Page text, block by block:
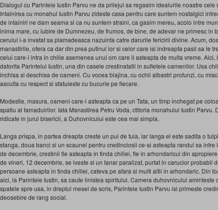
Dialogul cu Parintele Iustin Parvu ne da prilejul sa regasim idealurile noastre cele
Intalnirea cu monahul Iustin Parvu zideste casa pentru care suntem nostalgici
de intalniri ne dam seama si ca nu suntem straini, ca gasim mereu, acolo intre
inima mare, cu iubire de Dumnezeu, de frumos, de bine, de adevar ne primesc in
cerului i-a invatat sa plamadeasca nazuinta catre darurile fericirii divine. Acum,
manastirile, ofera ca dar din prea putinul lor si celor care isi indreapta pasii sa le
celui care-i intra in chilie asemenea unui om care il asteapta de multa vreme. Aici,
datorita Parintelui Iustin, una din casele crestinatatii in sufletele oamenilor. Usa
inchisa si deschisa de oameni. Cu vocea blajina, cu ochii albastri profunzi, cu
asculta cu respect si sfatuieste cu bucurie pe fiecare.
Modestie, masura, oameni care-l asteapta ca pe un Tata, un timp inchegat pe
spatiu al tamaduirilor. Iata Manastirea Petru Voda, ctitoria monahului Iustin Parvu.
ridicate in jurul bisericii, a Duhovnicului este cea mai simpla.
Langa prispa, in partea dreapta creste un pui de tuia, iar langa el este sadita o
stanga, doua banci si un scaunel pentru credinciosii ce-si asteapta randul sa intre
de decembrie, crestinii fie asteapta in tinda chiliei, fie in arhondaricul din
de vineri, 12 decembrie, se iveste si un tanar paralizat, purtat in carucior probabil
persoane asteapta in tinda chiliei, cateva pe afara si multi altii in arhondaric. Din
aici, la Parintele Iustin, sa caute linistea spiritului. Camera duhovnicului aminteste
spatele spre usa, in dreptul mesei de scris, Parintele Iustin Parvu isi primeste
deosebire de rang social.